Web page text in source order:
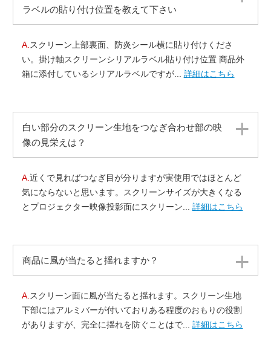
ラベルの貼り付け位置を教えて下さい
A. スクリーン上部裏面、防炎シール横に貼り付けくださ
い。掛け軸スクリーンシリアルラベル貼り付け位置 商品外
箱に添付しているシリアルラベルですが... 詳細はこちら
白い部分のスクリーン生地をつなぎ合わせ部の映
像の見栄えは？
A. 近くで見ればつなぎ目が分りますが実使用ではほとんど
気にならないと思います。スクリーンサイズが大きくなる
とプロジェクター映像投影面にスクリーン... 詳細はこちら
商品に風が当たると揺れますか？
A. スクリーン面に風が当たると揺れます。スクリーン生地
下部にはアルミバーが付いておりある程度のおもりの役割
がありますが、完全に揺れを防ぐことはで... 詳細はこちら